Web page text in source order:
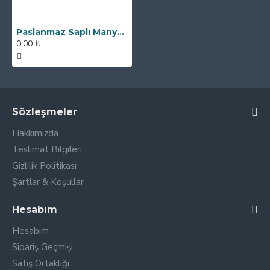
Paslanmaz Saplı Manyetik Çubuk Mıknatıs - 25x140 mm - Yüksek Gauss Gücü
0,00 ₺
Sözleşmeler
Hakkımızda
Teslimat Bilgileri
Gizlilik Politikası
Şartlar & Koşullar
Hesabım
Hesabım
Sipariş Geçmişi
Satış Ortaklığı